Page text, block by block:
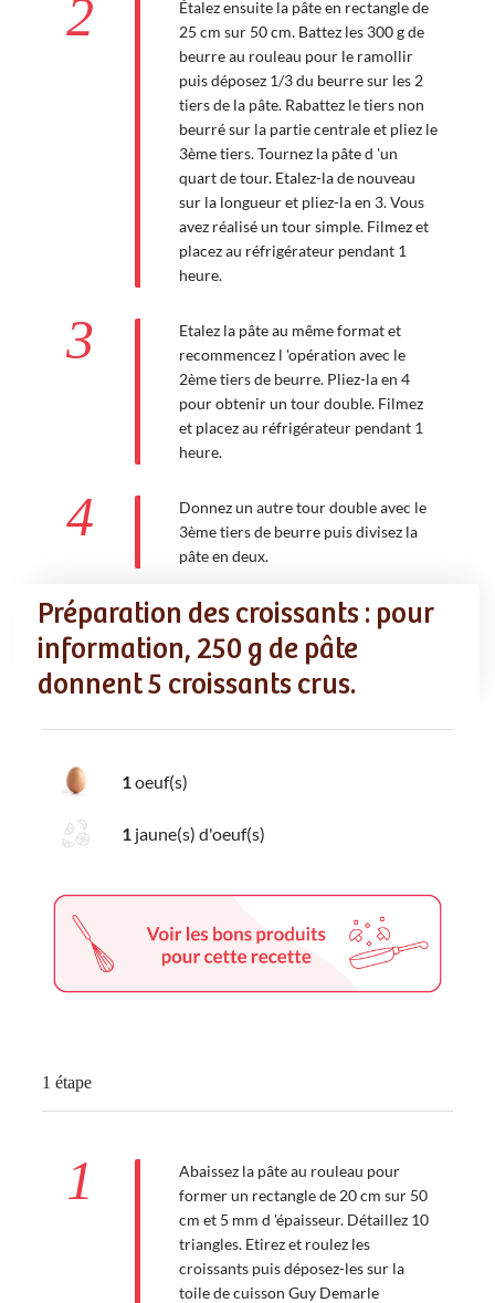
2
Étalez ensuite la pâte en rectangle de
25 cm sur 50 cm. Battez les 300 g de
beurre au rouleau pour le ramollir
puis déposez 1/3 du beurre sur les 2
tiers de la pâte. Rabattez le tiers non
beurré sur la partie centrale et pliez le
3ème tiers. Tournez la pâte d 'un
quart de tour. Etalez-la de nouveau
sur la longueur et pliez-la en 3. Vous
avez réalisé un tour simple. Filmez et
placez au réfrigérateur pendant 1
heure.
3
Etalez la pâte au même format et
recommencez l 'opération avec le
2ème tiers de beurre. Pliez-la en 4
pour obtenir un tour double. Filmez
et placez au réfrigérateur pendant 1
heure.
4
Donnez un autre tour double avec le
3ème tiers de beurre puis divisez la
pâte en deux.
Préparation des croissants : pour
information, 250 g de pâte
donnent 5 croissants crus.
Ingredients Liste de courses
1oeuf(s)
1 jaune(s) d'oeuf(s)
1 étape
1
Abaissez la pâte au rouleau pour
former un rectangle de 20 cm sur 50
cm et 5 mm d 'épaisseur. Détaillez 10
triangles. Etirez et roulez les
croissants puis déposez-les sur la
toile de cuisson Guy Demarle